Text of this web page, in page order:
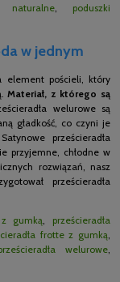
naturalne
poduszki
w jednym
element pościeli, który
Materiał, z którego są
welurowe są
gładkość, co czyni je
prześcieradła
przyjemne, chłodne w
rozwiązań, nasz
prześcieradła
z gumką
prześcieradła
frotte z gumką
welurowe